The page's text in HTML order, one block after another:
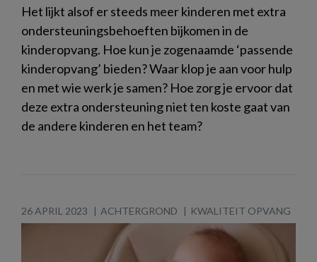
Het lijkt alsof er steeds meer kinderen met extra
ondersteuningsbehoeften bijkomen in de
kinderopvang. Hoe kun je zogenaamde ‘passende
kinderopvang’ bieden? Waar klop je aan voor hulp
en met wie werk je samen? Hoe zorg je ervoor dat
deze extra ondersteuning niet ten koste gaat van
de andere kinderen en het team?
26 APRIL 2023 ACHTERGROND KWALITEIT OPVANG